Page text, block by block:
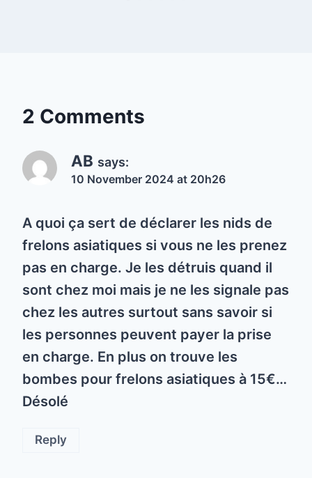
2 Comments
AB says:
10 November 2024 at 20h26
A quoi ça sert de déclarer les nids de
frelons asiatiques si vous ne les prenez
pas en charge. Je les détruis quand il
sont chez moi mais je ne les signale pas
chez les autres surtout sans savoir si
les personnes peuvent payer la prise
en charge. En plus on trouve les
bombes pour frelons asiatiques à 15€…
Désolé
Reply